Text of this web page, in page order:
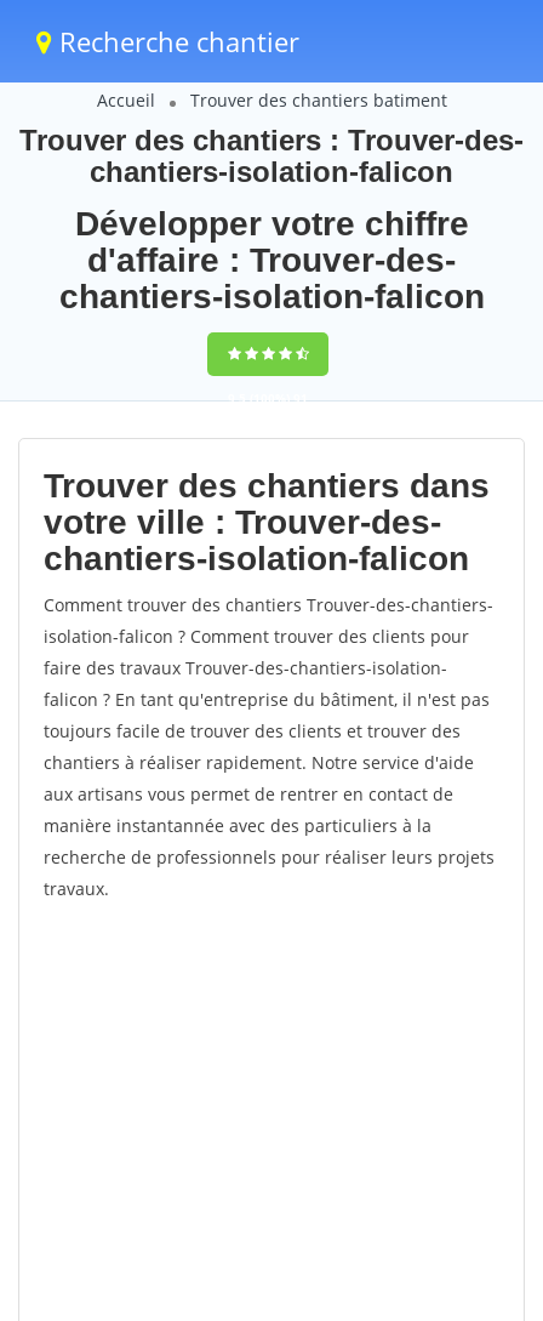
Recherche chantier
Accueil Trouver des chantiers batiment
Trouver des chantiers : Trouver-des-
chantiers-isolation-falicon
Développer votre chiffre
d'affaire : Trouver-des-
chantiers-isolation-falicon
9,5(100%)91
votes
Trouver des chantiers dans
votre ville : Trouver-des-
chantiers-isolation-falicon
Comment trouver des chantiers Trouver-des-chantiers-
isolation-falicon ? Comment trouver des clients pour
faire des travaux Trouver-des-chantiers-isolation-
falicon ? En tant qu'entreprise du bâtiment, il n'est pas
toujours facile de trouver des clients et trouver des
chantiers à réaliser rapidement. Notre service d'aide
aux artisans vous permet de rentrer en contact de
manière instantannée avec des particuliers à la
recherche de professionnels pour réaliser leurs projets
travaux.